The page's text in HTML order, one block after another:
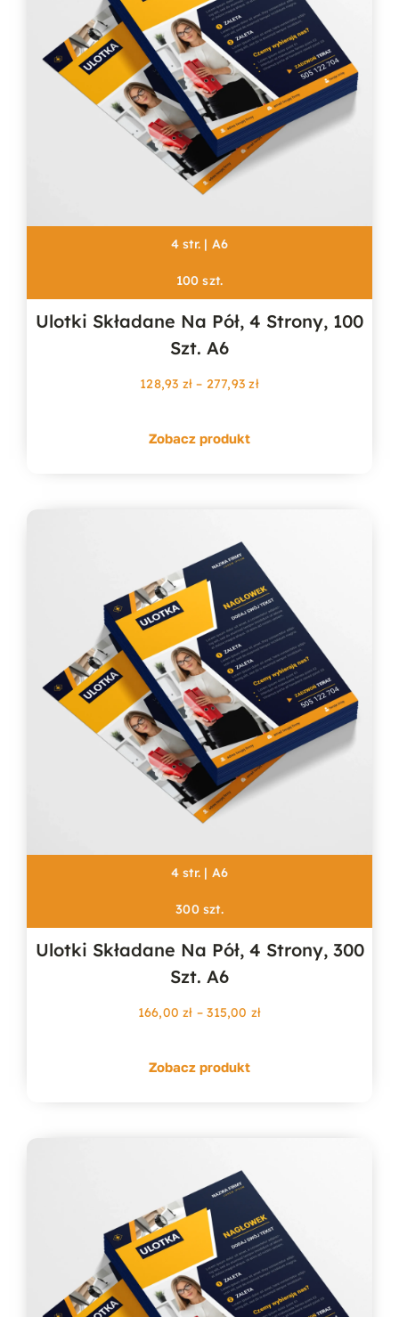
4 str. | A6
100 szt.
Ulotki Składane Na Pół, 4 Strony, 100
Szt. A6
128,93 zł – 277,93złZakres
Zobacz produkt
4 str. | A6
300 szt.
Ulotki Składane Na Pół, 4 Strony, 300
Szt. A6
166,00zł – 315,00 złZakres
Zobacz produkt